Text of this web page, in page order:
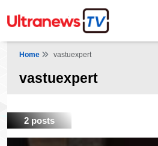
Home vastuexpert
vastuexpert
2 posts